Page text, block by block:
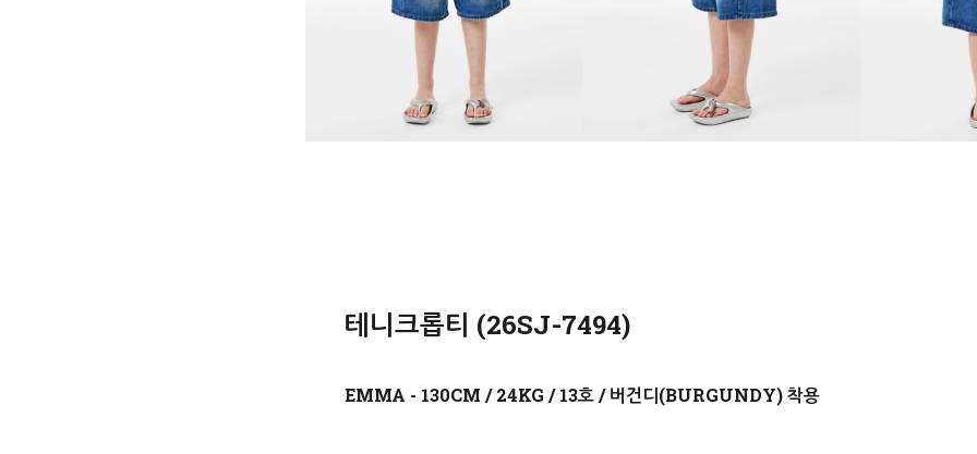
테니크롭티 (26SJ-7494)
버건디(BURGUNDY)